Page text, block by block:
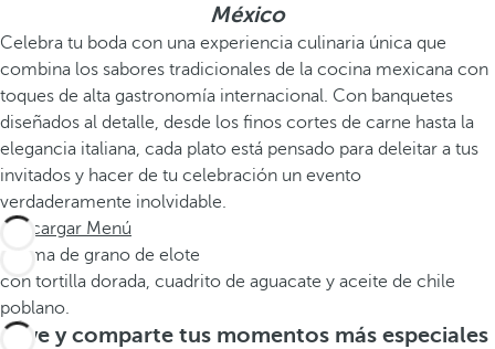
México
Celebra tu boda con una experiencia culinaria única que
combina los sabores tradicionales de la cocina mexicana con
toques de alta gastronomía internacional. Con banquetes
diseñados al detalle, desde los finos cortes de carne hasta la
elegancia italiana, cada plato está pensado para deleitar a tus
invitados y hacer de tu celebración un evento
verdaderamente inolvidable.
Descargar Menú
Crema de grano de elote
con tortilla dorada, cuadrito de aguacate y aceite de chile
poblano.
Vive y comparte tus momentos más especiales